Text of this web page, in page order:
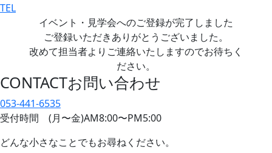
TEL
イベント・見学会へのご登録が完了しました
ご登録いただきありがとうございました。
改めて担当者よりご連絡いたしますのでお待ちく
ださい。
CONTACTお問い合わせ
053-441-6535
受付時間 (月〜金)AM8:00〜PM5:00
どんな小さなことでもお尋ねください。